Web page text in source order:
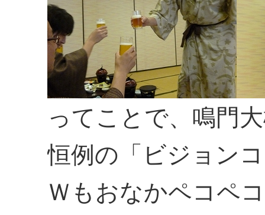
ってことで、鳴門
恒例の「ビジョン
Ｗもおなかペコペ